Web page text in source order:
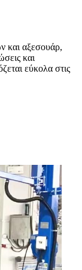
και αξεσουάρ,
και
εύκολα στις